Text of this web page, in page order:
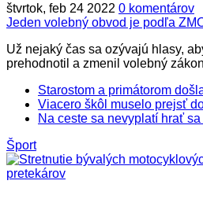
štvrtok, feb 24 2022 0 komentárov
Jeden volebný obvod je podľa
Už nejaký čas sa ozývajú hlasy,
prehodnotil a zmenil volebný
Starostom a primátorom
Viacero škôl muselo prejsť
Na ceste sa nevyplatí hrať sa
Šport